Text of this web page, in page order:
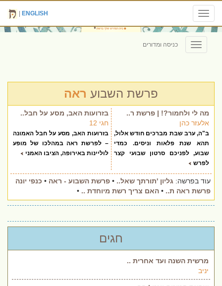
Toggle
navigation
ENGLISH
Toggle
navigation
כניסה ומדורים
פרשת השבוע ראה
מה לי ולחמור?! | פרשת ר..
אלעזר כהן
ב"ה, ערב שבת מברכים חודש אלול,
תהא שנת פלאות וניסים. כמדי
שבוע, לפניכם סרטון שבועי קצר
לפרש
בזרועות האב, מסע על חבל..
חגי 12
בזרועות האב, מסע על חבל האמונה
– לפרשת ראה במהלכו של מופע
לוליינות באירופה, הציבו האמני
עוד בפרשה: גליון 'תורתך שאל.. • פרשת השבוע - ראה • כנפי יונה
פרשת ראה ת.. • האם צריך רשת מיוחדת .. •
חגים
מרשית השנה ועד אחרית ..
יניב